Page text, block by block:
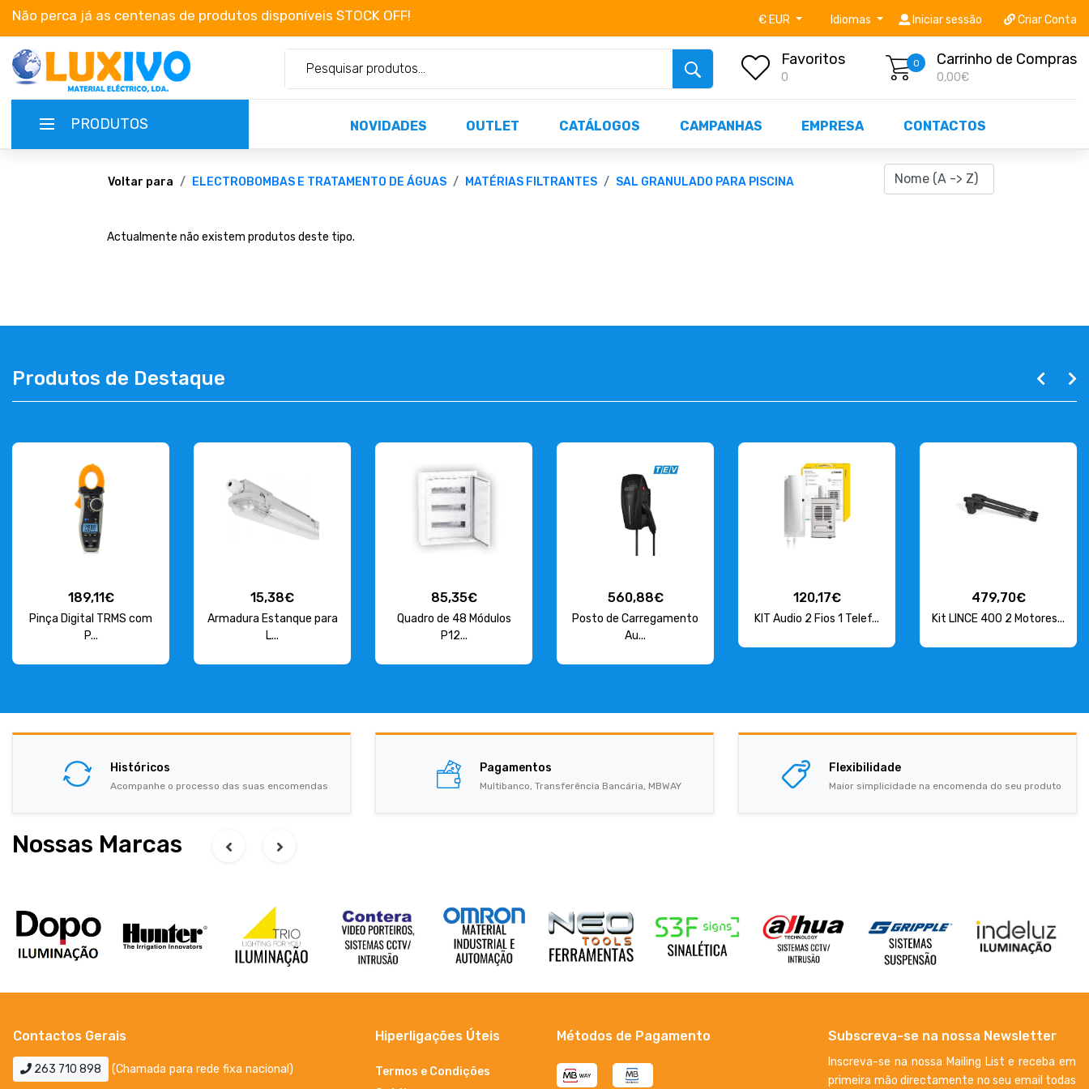
Não perca já as centenas de produtos disponíveis STOCK OFF! Não perca já as centenas de produtos disponíveis STOCK OFF! Não perca já as centenas de
€ EUR Idiomas Iniciar sessão Criar Conta
Favoritos
0
0 Carrinho de Compras
0,00€
PRODUTOS NOVIDADES OUTLET CATÁLOGOS CAMPANHAS EMPRESA CONTACTOS
CONTACTOS
Voltar para ELECTROBOMBAS E TRATAMENTO DE ÁGUAS MATÉRIAS FILTRANTES SAL GRANULADO PARA PISCINA
Actualmente não existem produtos deste tipo.
Produtos de Destaque
189,11€
Pinça Digital TRMS com
P...
15,38€
Armadura Estanque para
L...
85,35€
Quadro de 48 Módulos
P12...
560,88€
Posto de Carregamento
Au...
120,17€
KIT Audio 2 Fios 1 Telef...
479,70€
Kit LINCE 400 2 Motores...
Históricos
Acompanhe o processo das suas encomendas
Pagamentos
Multibanco, Transferência Bancária, MBWAY
Flexibilidade
Maior simplicidade na encomenda do seu produto
Nossas Marcas
Contactos Gerais
263 710 898 (Chamada para rede fixa nacional)
Hiperligações Úteis
Termos e Condições
Métodos de Pagamento Subscreva-se na nossa Newsletter
Inscreva-se na nossa Mailing List e receba em
primeira mão directamente no seu email todas